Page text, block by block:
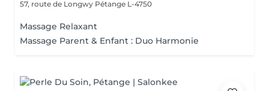
57, route de Longwy Pétange L-4750
Massage Relaxant
Massage Parent & Enfant : Duo Harmonie